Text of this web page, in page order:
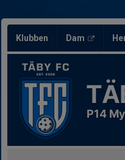
Klubben Dam
P14